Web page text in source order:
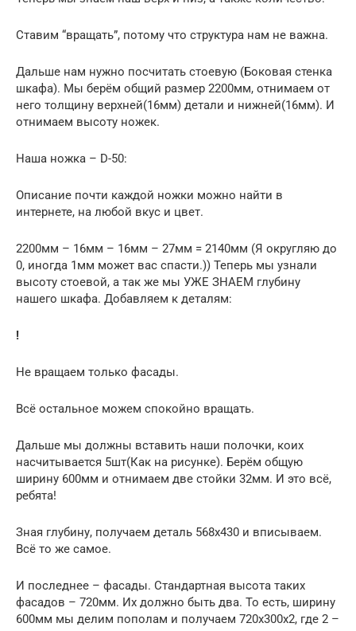
Ставим “вращать”, потому что структура нам не важна.
Дальше нам нужно посчитать стоевую (Боковая стенка
шкафа). Мы берём общий размер 2200мм, отнимаем от
него толщину верхней(16мм) детали и нижней(16мм). И
отнимаем высоту ножек.
Наша ножка – D-50:
Описание почти каждой ножки можно найти в
интернете, на любой вкус и цвет.
2200мм – 16мм – 16мм – 27мм = 2140мм (Я округляю до
0, иногда 1мм может вас спасти.)) Теперь мы узнали
высоту стоевой, а так же мы УЖЕ ЗНАЕМ глубину
нашего шкафа. Добавляем к деталям:
!
Не вращаем только фасады.
Всё остальное можем спокойно вращать.
Дальше мы должны вставить наши полочки, коих
насчитывается 5шт(Как на рисунке). Берём общую
ширину 600мм и отнимаем две стойки 32мм. И это всё,
ребята!
Зная глубину, получаем деталь 568х430 и вписываем.
Всё то же самое.
И последнее – фасады. Стандартная высота таких
фасадов – 720мм. Их должно быть два. То есть, ширину
600мм мы делим пополам и получаем 720х300х2, где 2 –